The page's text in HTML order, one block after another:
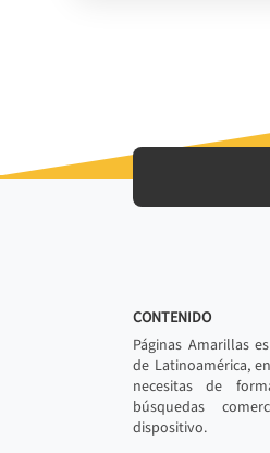
CONTENIDO
Páginas Amarillas
de Latinoamérica,
necesitas de
búsquedas
dispositivo.